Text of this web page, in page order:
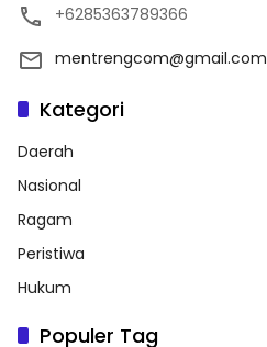
+6285363789366
mentrengcom@gmail.com
Kategori
Daerah
Nasional
Ragam
Peristiwa
Hukum
Populer Tag